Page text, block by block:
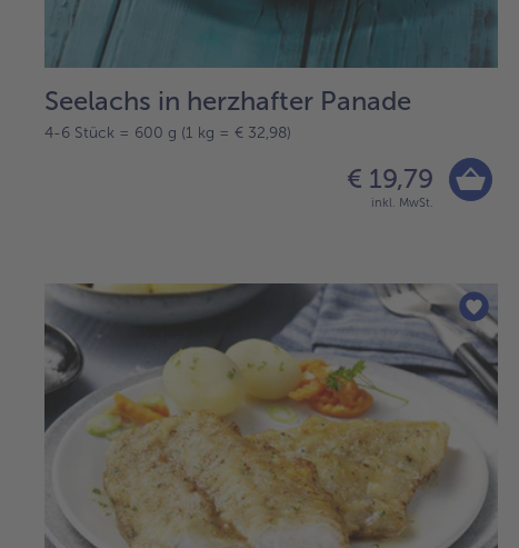
Seelachs in herzhafter Panade
4-6 Stück = 600 g (1 kg = € 32,98)
€ 19,79
inkl. MwSt.